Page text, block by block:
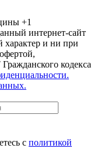
+1
интернет-сайт
и ни при
кодекса
с политикой